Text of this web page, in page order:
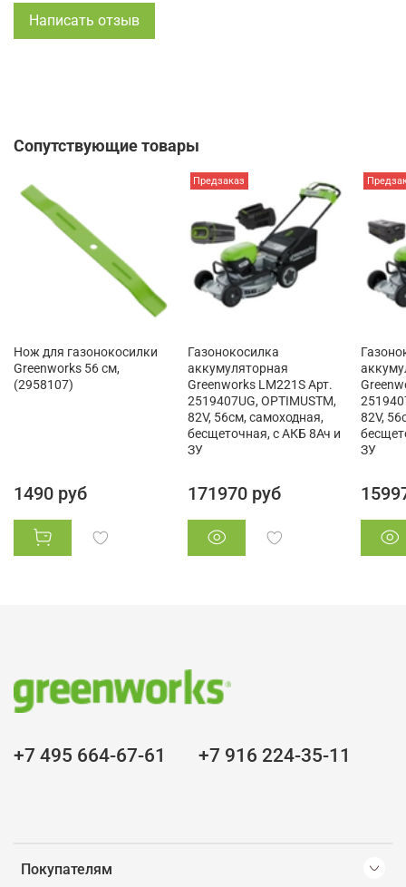
Написать отзыв
Сопутствующие товары
Нож для газонокосилки
Greenworks 56 см,
(2958107)
1490 руб
Предзаказ
Газонокосилка
аккумуляторная
Greenworks LM221S Арт.
2519407UG, OPTIMUSTM,
82V, 56см, самоходная,
бесщеточная, c АКБ 8Ач и
ЗУ
171970 руб
82V,
ЗУ
Покупателям
+7 495 664-67-61 +7 916 224-35-11